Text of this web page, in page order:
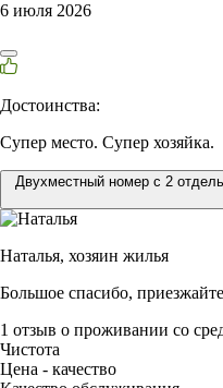
6 июля 2026
Достоинства:
Супер место. Супер хозяйка.
Двухместный номер с 2
Наталья, хозяин жилья
Большое спасибо,
1 отзыв о проживании со
Чистота
Цена - качество